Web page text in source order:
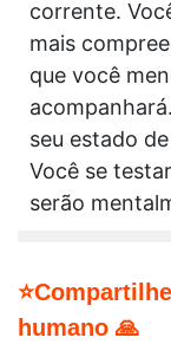
corrente.
mais
que você
seu estado
Você se
serão
humano 🙏